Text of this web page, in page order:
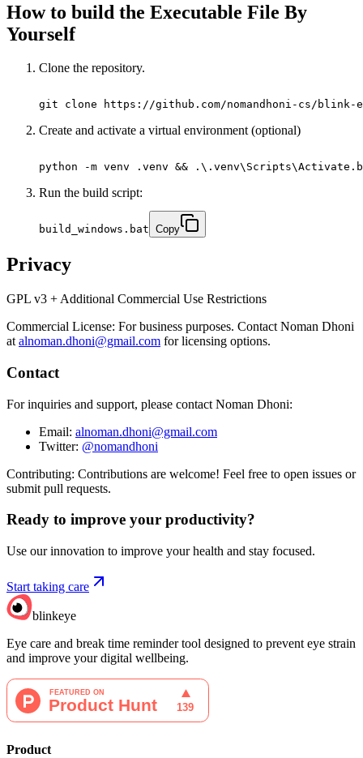
How to build the Executable File By
Yourself
Clone the repository.
git clone https://github.com/nomandhoni-cs/blink-
Create and activate a virtual environment (optional)
python -m venv .venv &&
Run the build script:
build_windows.bat Copy
Privacy
GPL v3 + Additional Commercial Use Restrictions
Commercial License: For business purposes. Contact Noman Dhoni
at alnoman.dhoni@gmail.com for licensing options.
Contact
For inquiries and support, please contact Noman Dhoni:
Email: alnoman.dhoni@gmail.com
Twitter: @nomandhoni
Contributing: Contributions are welcome! Feel free to open issues or
submit pull requests.
Ready to improve your productivity?
Use our innovation to improve your health and stay focused.
Start taking care
blinkeye
Eye care and break time reminder tool designed to prevent eye strain
and improve your digital wellbeing.
Product